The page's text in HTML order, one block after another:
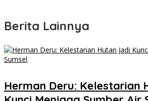
Berita Lainnya
Herman Deru: Kelestarian